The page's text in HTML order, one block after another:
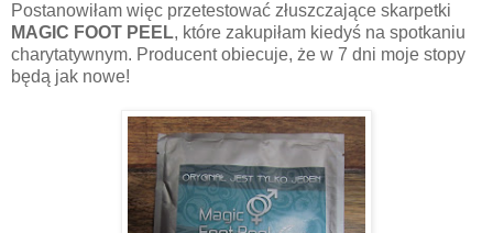
Postanowiłam więc przetestować złuszczające skarpetki
MAGIC FOOT PEEL, które zakupiłam kiedyś na spotkaniu
charytatywnym. Producent obiecuje, że w 7 dni moje stopy
będą jak nowe!